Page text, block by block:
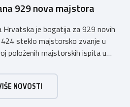
929 nova majstora
Hrvatska je bogatija za 929 novih
steklo majstorsko zvanje u
položenih majstorskih ispita u
majstor frizer, majstor
grijanja i klimatizacije te
Najveći broj navedenih
NOVOSTI